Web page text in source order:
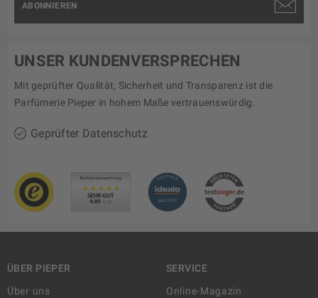
ABONNIEREN
UNSER KUNDENVERSPRECHEN
Mit geprüfter Qualität, Sicherheit und Transparenz ist die
Parfümerie Pieper in hohem Maße vertrauenswürdig.
Geprüfter Datenschutz
ÜBER PIEPER
Über uns
SERVICE
Online-Magazin